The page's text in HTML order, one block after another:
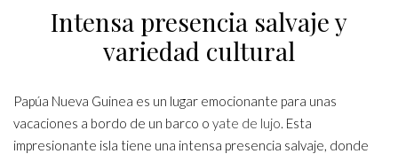
Intensa presencia salvaje y
variedad cultural
Papúa Nueva Guinea es un lugar emocionante para unas
vacaciones a bordo de un barco o yate de lujo. Esta
impresionante isla tiene una intensa presencia salvaje, donde